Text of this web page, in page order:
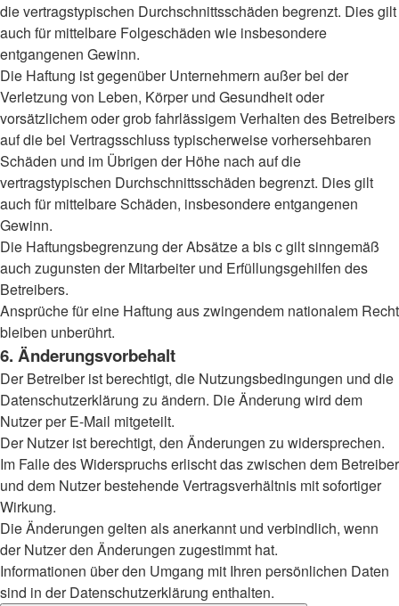
die vertragstypischen Durchschnittsschäden begrenzt. Dies gilt
auch für mittelbare Folgeschäden wie insbesondere
entgangenen Gewinn.
Die Haftung ist gegenüber Unternehmern außer bei der
Verletzung von Leben, Körper und Gesundheit oder
vorsätzlichem oder grob fahrlässigem Verhalten des Betreibers
auf die bei Vertragsschluss typischerweise vorhersehbaren
Schäden und im Übrigen der Höhe nach auf die
vertragstypischen Durchschnittsschäden begrenzt. Dies gilt
auch für mittelbare Schäden, insbesondere entgangenen
Gewinn.
Die Haftungsbegrenzung der Absätze a bis c gilt sinngemäß
auch zugunsten der Mitarbeiter und Erfüllungsgehilfen des
Betreibers.
Ansprüche für eine Haftung aus zwingendem nationalem Recht
bleiben unberührt.
6. Änderungsvorbehalt
Der Betreiber ist berechtigt, die Nutzungsbedingungen und die
Datenschutzerklärung zu ändern. Die Änderung wird dem
Nutzer per E-Mail mitgeteilt.
Der Nutzer ist berechtigt, den Änderungen zu widersprechen.
Im Falle des Widerspruchs erlischt das zwischen dem Betreiber
und dem Nutzer bestehende Vertragsverhältnis mit sofortiger
Wirkung.
Die Änderungen gelten als anerkannt und verbindlich, wenn
der Nutzer den Änderungen zugestimmt hat.
Informationen über den Umgang mit Ihren persönlichen Daten
sind in der Datenschutzerklärung enthalten.